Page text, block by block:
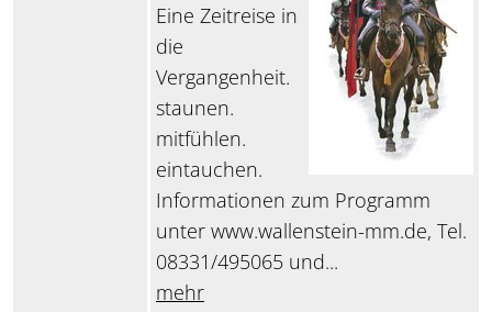
Eine Zeitreise in
die
Vergangenheit.
staunen.
mitfühlen.
eintauchen.
Informationen zum Programm
unter www.wallenstein-mm.de, Tel.
08331/495065 und...
mehr